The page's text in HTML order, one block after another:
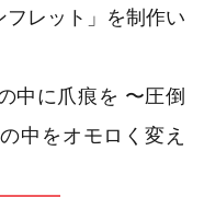
レット」を制作い
中に爪痕を 〜圧倒
中をオモロく変え